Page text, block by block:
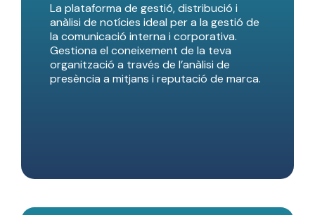
La plataforma de gestió, distribució i
anàlisi de notícies ideal per a la gestió de
la comunicació interna i corporativa.
Gestiona el coneixement de la teva
organització a través de l’anàlisi de
presència a mitjans i reputació de marca.